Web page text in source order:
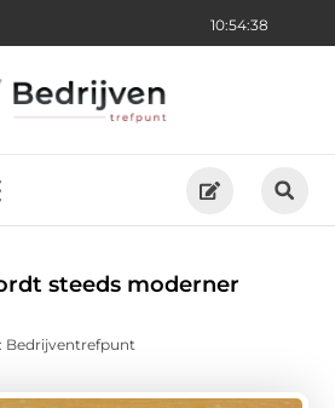
10:54:40
steeds moderner
Bedrijventrefpunt